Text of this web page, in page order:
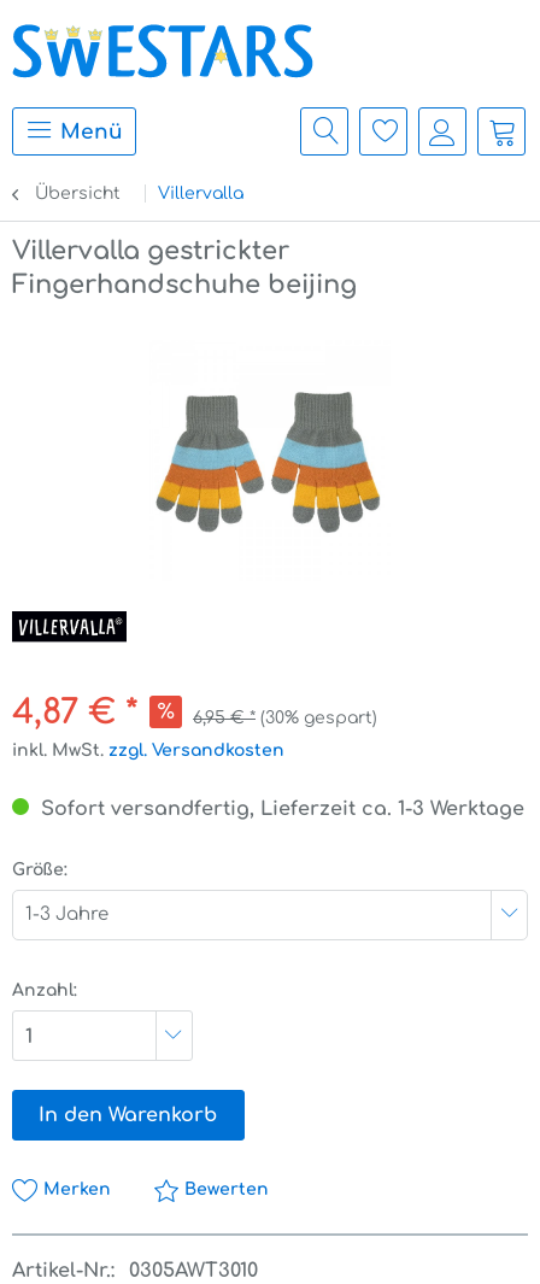
Menü
Übersicht Villervalla
Villervalla gestrickter
Fingerhandschuhe beijing
4,87 € * 6,95 € * (30% gespart)
inkl. MwSt. zzgl. Versandkosten
Sofort versandfertig, Lieferzeit ca. 1-3 Werktage
Größe:
1-3 Jahre
Anzahl:
1
In den Warenkorb
Merken Bewerten
Artikel-Nr.: 0305AWT3010